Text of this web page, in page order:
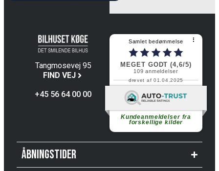
Tangmosevej 95
4600 Køge
FIND VEJ
+45 56 64 00 00
Samlet bedømmelse ⠇
MEGET GODT (4,6/5)
109anmeldelser
drevet af 01.04.2025
Kundeanmeldelser fra
forskellige kilder
Fortsæt med at læse
Åbningstider